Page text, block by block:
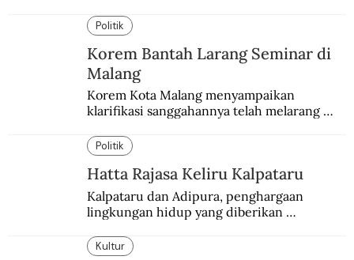
pekan.
Politik
Korem Bantah Larang Seminar di
Malang
Korem Kota Malang menyampaikan
klarifikasi sanggahannya telah melarang
Malang.
Politik
Hatta Rajasa Keliru Kalpataru
Kalpataru dan Adipura, penghargaan
lingkungan hidup yang diberikan
yang berbeda.
Kultur